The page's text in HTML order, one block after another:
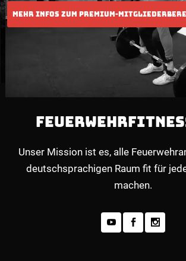
Unser Mission ist es, alle
deutschsprachigen Raum fit für
machen.